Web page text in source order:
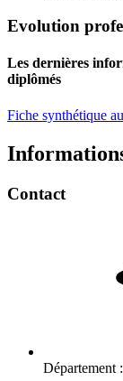
Evolution
Les dernières
diplômés
Fiche synthétique
Contact
Département :